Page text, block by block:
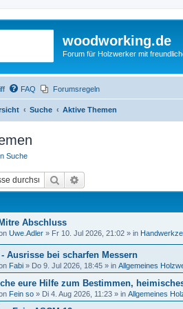
woodworking.de
Forum für Holzwerker mit
FAQ Forumsregeln
Suche Aktive Themen
Suche
Suche
Abschluss
Uwe.Adler » Fr 10. Jul 2026, 21:02 » in
- Ausrisse bei scharfen Messern
Fabi » Do 9. Jul 2026, 18:45 » in Allgemeines
eure Hilfe zum Bestimmen,
Fein so » Di 4. Aug 2026, 11:23 » in Allgemeines